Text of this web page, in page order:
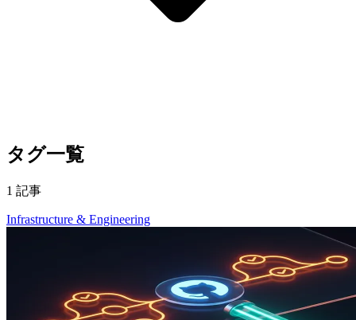
タグ一覧
1 記事
Infrastructure & Engineering